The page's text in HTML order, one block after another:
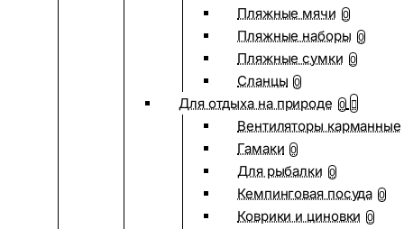
Пляжные мячи 0
Пляжные наборы 0
Пляжные сумки 0
Сланцы 0
Для отдыха на природе 0
Вентиляторы карманные
Гамаки 0
Для рыбалки 0
Кемпинговая посуда 0
Коврики и циновки 0